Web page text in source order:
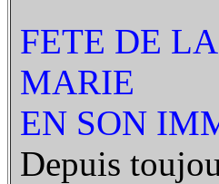
FETE DE
MARIE
EN SON
Depuis